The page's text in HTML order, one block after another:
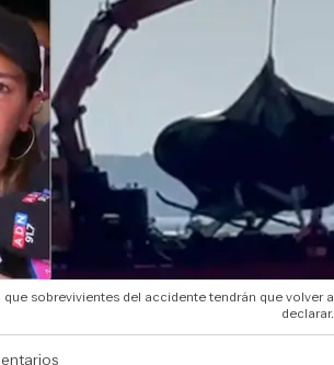
sobrevivientes del accidente tendrán que volver a
declarar.